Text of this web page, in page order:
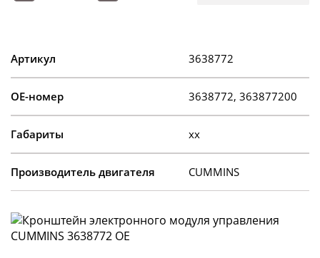
Артикул 3638772
OE-номер 3638772, 363877200
Габариты xx
Производитель двигателя CUMMINS